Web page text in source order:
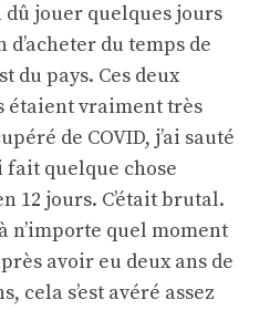
dû jouer quelques jours
du temps de
du pays. Ces deux
étaient vraiment très
de COVID, j’ai sauté
fait quelque chose
12 jours. C’était brutal.
n’importe quel moment
avoir eu deux ans de
cela s’est avéré assez